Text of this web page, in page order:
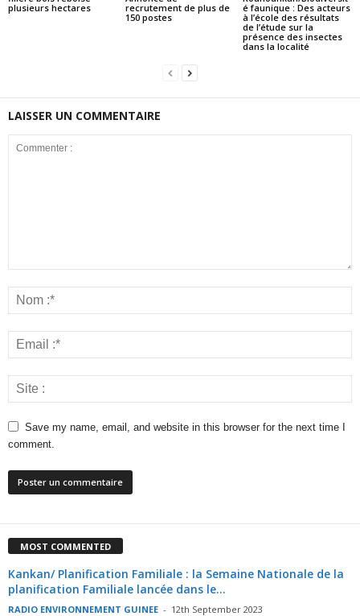
plusieurs hectares
recrutement de plus de
150 postes
é faunique : Des acteurs
à l’école des résultats
de l’étude sur la
présence des insectes
dans la localité
LAISSER UN COMMENTAIRE
Save my name, email, and website in this browser for the next time I
comment.
MOST COMMENTED
Kankan/ Planification Familiale : la Semaine Nationale de la
planification Familiale lancée dans le...
RADIO ENVIRONNEMENT GUINEE - 12th September 2023